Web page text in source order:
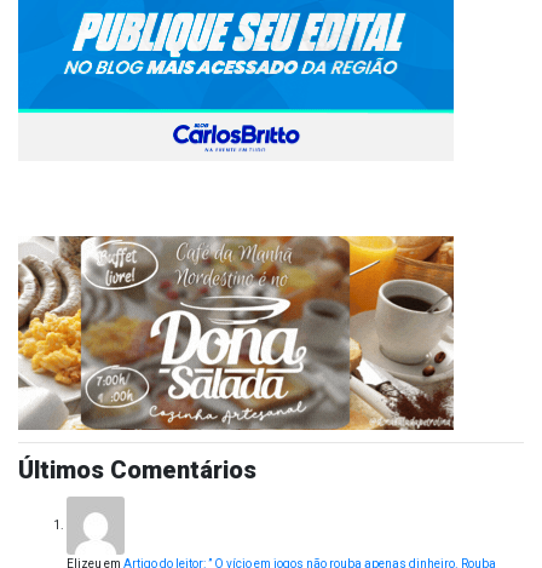
Últimos Comentários
Elizeu em Artigo do leitor: ” O vício em jogos não rouba apenas dinheiro. Rouba